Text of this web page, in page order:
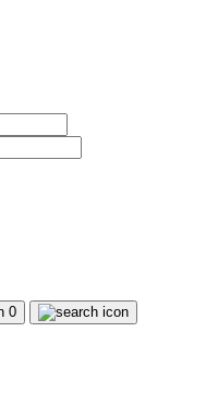
0